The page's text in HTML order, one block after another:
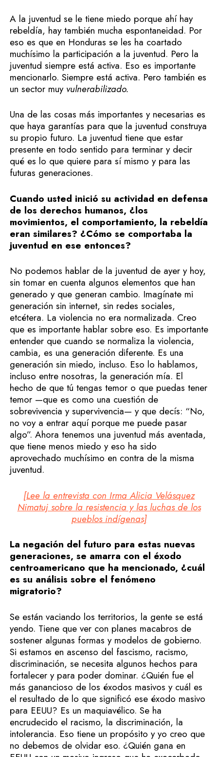
A la juventud se le tiene miedo porque ahí hay
rebeldía, hay también mucha espontaneidad. Por
eso es que en Honduras se les ha coartado
muchísimo la participación a la juventud. Pero la
juventud siempre está activa. Eso es importante
mencionarlo. Siempre está activa. Pero también es
un sector muy vulnerabilizado.
Una de las cosas más importantes y necesarias es
que haya garantías para que la juventud construya
su propio futuro. La juventud tiene que estar
presente en todo sentido para terminar y decir
qué es lo que quiere para sí mismo y para las
futuras generaciones.
Cuando usted inició su actividad en defensa
de los derechos humanos, ¿los
movimientos, el comportamiento, la rebeldía
eran similares? ¿Cómo se comportaba la
juventud en ese entonces?
No podemos hablar de la juventud de ayer y hoy,
sin tomar en cuenta algunos elementos que han
generado y que generan cambio. Imagínate mi
generación sin internet, sin redes sociales,
etcétera. La violencia no era normalizada. Creo
que es importante hablar sobre eso. Es importante
entender que cuando se normaliza la violencia,
cambia, es una generación diferente. Es una
generación sin miedo, incluso. Eso lo hablamos,
incluso entre nosotras, la generación mía. El
hecho de que tú tengas temor o que puedas tener
temor —que es como una cuestión de
sobrevivencia y supervivencia— y que decís: “No,
no voy a entrar aquí porque me puede pasar
algo”. Ahora tenemos una juventud más aventada,
que tiene menos miedo y eso ha sido
aprovechado muchísimo en contra de la misma
juventud.
[Lee la entrevista con Irma Alicia Velásquez
Nimatuj sobre la resistencia y las luchas de los
pueblos indígenas]
La negación del futuro para estas nuevas
generaciones, se amarra con el éxodo
centroamericano que ha mencionado, ¿cuál
es su análisis sobre el fenómeno
migratorio?
Se están vaciando los territorios, la gente se está
yendo. Tiene que ver con planes macabros de
sostener algunas formas y modelos de gobierno.
Si estamos en ascenso del fascismo, racismo,
discriminación, se necesita algunos hechos para
fortalecer y para poder dominar. ¿Quién fue el
más ganancioso de los éxodos masivos y cuál es
el resultado de lo que significó ese éxodo masivo
para EEUU? Es un maquiavélico. Se ha
encrudecido el racismo, la discriminación, la
intolerancia. Eso tiene un propósito y yo creo que
no debemos de olvidar eso. ¿Quién gana en